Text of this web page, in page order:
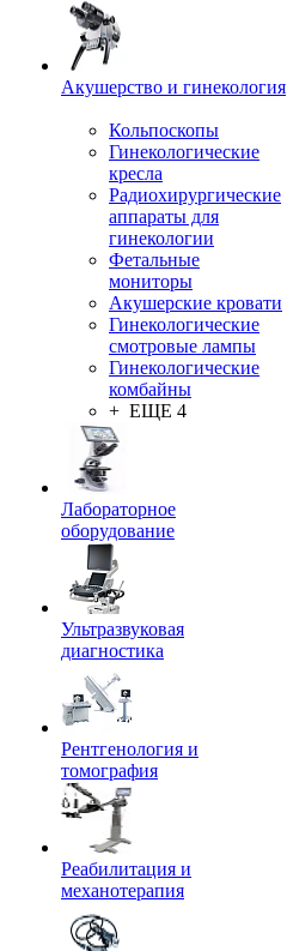
Акушерство и гинекология
Кольпоскопы
Гинекологические
кресла
Радиохирургические
аппараты для
гинекологии
Фетальные
мониторы
Акушерские кровати
Гинекологические
смотровые лампы
Гинекологические
комбайны
+ ЕЩЕ 4
Лабораторное
оборудование
Ультразвуковая
диагностика
Рентгенология и
томография
Реабилитация и
механотерапия